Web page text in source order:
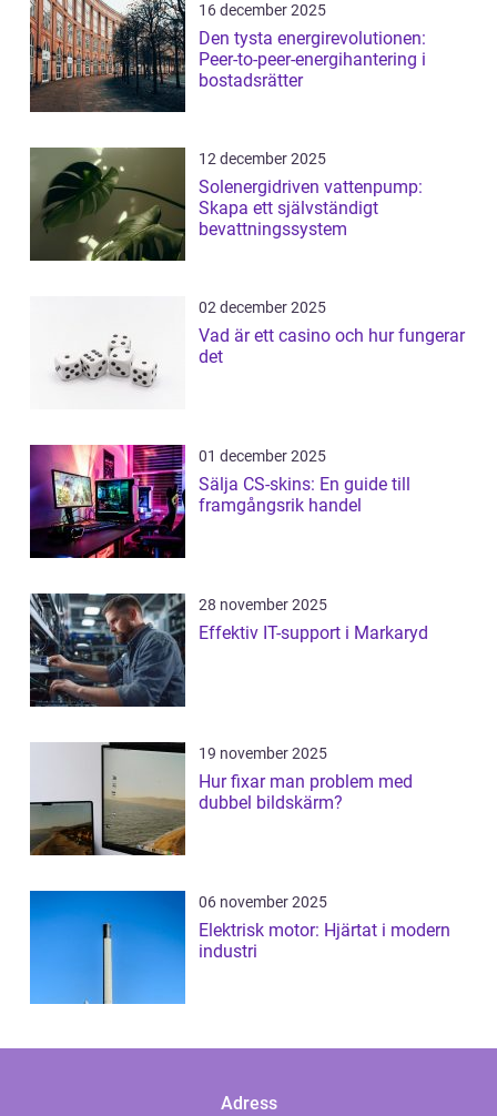
16 december 2025
Den tysta energirevolutionen:
Peer-to-peer-energihantering i
bostadsrätter
12 december 2025
Solenergidriven vattenpump:
Skapa ett självständigt
bevattningssystem
02 december 2025
Vad är ett casino och hur fungerar
det
01 december 2025
Sälja CS-skins: En guide till
framgångsrik handel
28 november 2025
Effektiv IT-support i Markaryd
19 november 2025
Hur fixar man problem med
dubbel bildskärm?
06 november 2025
Elektrisk motor: Hjärtat i modern
industri
Adress